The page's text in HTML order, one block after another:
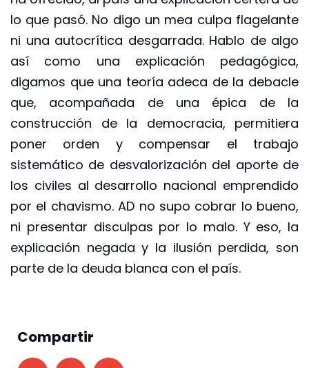
lo que pasó. No digo un mea culpa flagelante
ni una autocrítica desgarrada. Hablo de algo
así como una explicación pedagógica,
digamos que una teoría adeca de la debacle
que, acompañada de una épica de la
construcción de la democracia, permitiera
poner orden y compensar el trabajo
sistemático de desvalorización del aporte de
los civiles al desarrollo nacional emprendido
por el chavismo. AD no supo cobrar lo bueno,
ni presentar disculpas por lo malo. Y eso, la
explicación negada y la ilusión perdida, son
parte de la deuda blanca con el país.
Compartir